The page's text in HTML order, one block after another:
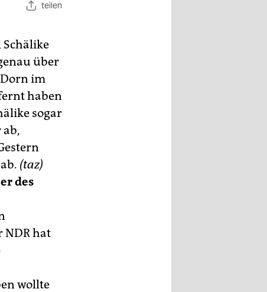
teilen
Schälike
über
im
haben
sogar
ab,
(taz)
des
NDR hat
wollte